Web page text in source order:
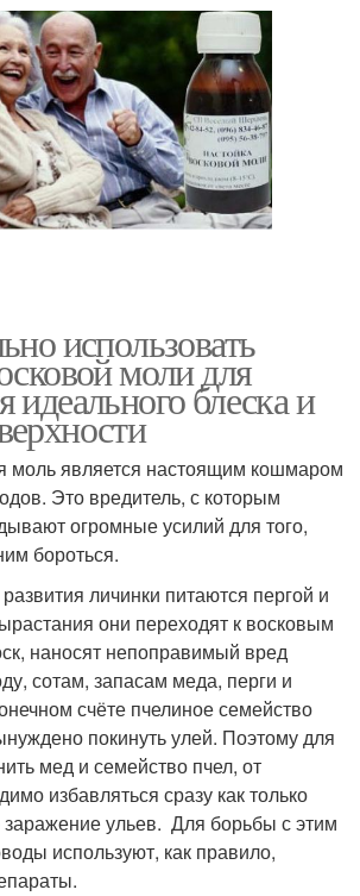
использовать
моли для
идеального блеска и
моль является настоящим кошмаром
Это вредитель, с которым
огромные усилий для того,
бороться.
личинки питаются пергой и
они переходят к восковым
наносят непоправимый вред
сотам, запасам меда, перги и
счёте пчелиное семейство
покинуть улей. Поэтому для
мед и семейство пчел, от
избавляться сразу как только
заражение ульев. Для борьбы с этим
используют, как правило,